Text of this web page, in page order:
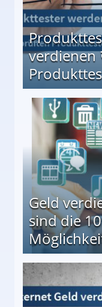
verdienen
↻ Täglich neue
Geld
sind die
besten Möglichkeiten